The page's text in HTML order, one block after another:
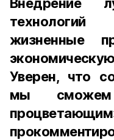
жизненные
Уверен, что
мы сможем